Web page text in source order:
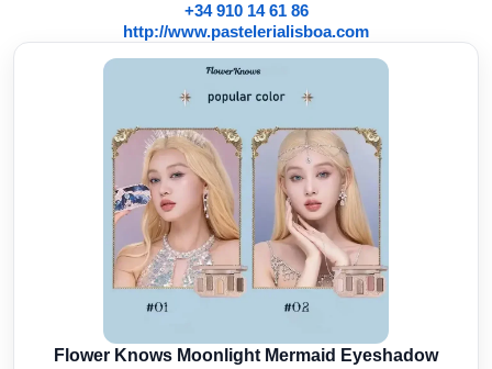
+34 910 14 61 86
http://www.pastelerialisboa.com
Flower Knows Moonlight Mermaid Eyeshadow